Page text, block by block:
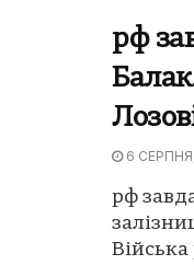
рф
6 СЕРПНЯ,
рф